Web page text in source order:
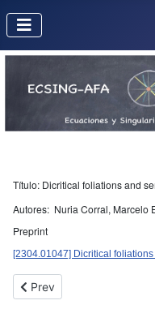
Título: Dicritical foliations and
Autores: Nuria Corral, Marcelo
Preprint
[2304.01047] Dicritical
Previous article:
Prev